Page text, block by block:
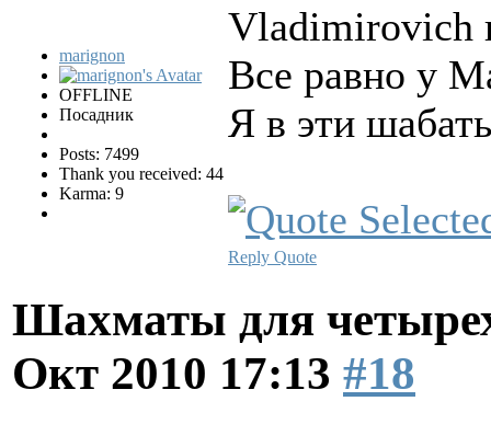
marignon
OFFLINE
Посадник
Posts: 7499
Thank you received: 44
Karma: 9
Vladimirovich
Все равно у
Я в эти
Reply Quote
Шахматы для
Окт 2010 17:13 #18